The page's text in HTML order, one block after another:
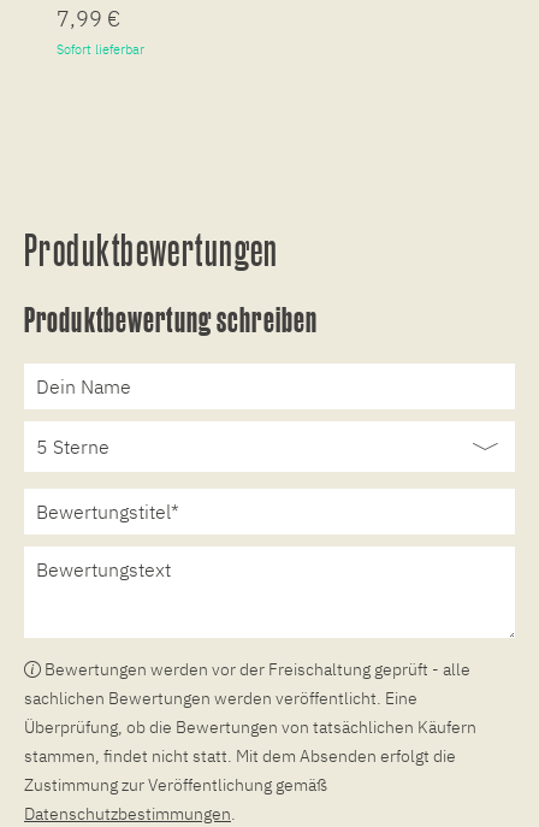
7,99 €
Sofort lieferbar
Produktbewertungen
Produktbewertung schreiben
Bewertungen werden vor der Freischaltung geprüft - alle
sachlichen Bewertungen werden veröffentlicht. Eine
Überprüfung, ob die Bewertungen von tatsächlichen Käufern
stammen, findet nicht statt. Mit dem Absenden erfolgt die
Zustimmung zur Veröffentlichung gemäß
Datenschutzbestimmungen.